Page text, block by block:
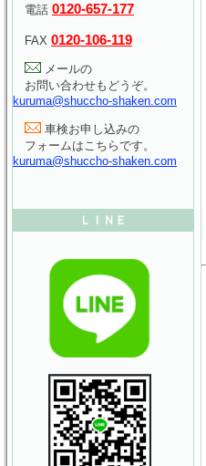
電話 0120-657-177
FAX 0120-106-119
メールの
お問い合わせもどうぞ。
kuruma@shuccho-shaken.com
車検お申し込みの
フォームはこちらです。
kuruma@shuccho-shaken.com
ＬＩＮＥ